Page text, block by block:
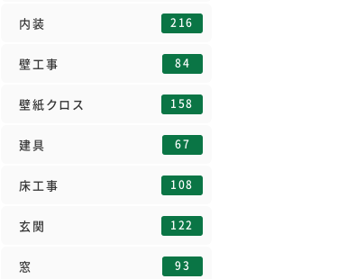
内装 216
壁工事 84
壁紙クロス 158
建具 67
床工事 108
玄関 122
窓 93